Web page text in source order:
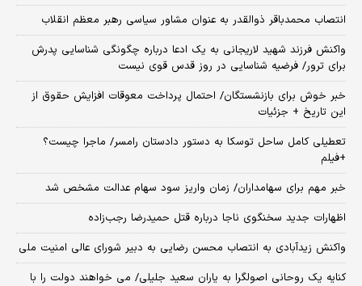
انتصاب محمدباقر ذوالقدر به عنوان مشاور سیاسی رهبر معظم انقلاب
واکنش فرزند شهید لاریجانی به یک ادعا درباره چگونگی شناسایی پدرش
برای ترور/ فرضیه شناسایی در روز قدس قوی نیست
خبر خوش برای بازنشستگان/ احتمال پرداخت معوقات افزایش حقوق از
این تاریخ + جزئیات
تعطیلی کامل ساحل توسکا به دستور دادستان رامسر/ ماجرا چیست؟
+فیلم
خبر مهم برای سهامداران/ زمان واریز سود سهام عدالت مشخص شد
اظهارات جدید سخنگوی ناجا درباره قتل حمیدرضا رجب‌زاده
واکنش زیدآبادی به انتصاب محسن رضایی به دبیر شورای عالی امنیت ملی
کنایه یک روحانی اصولگرا به یاران سعید جلیلی/ می خواهند دولت را با